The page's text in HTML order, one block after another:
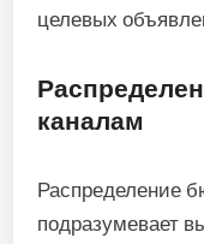
целевых
каналам
Распределение
подразумевает